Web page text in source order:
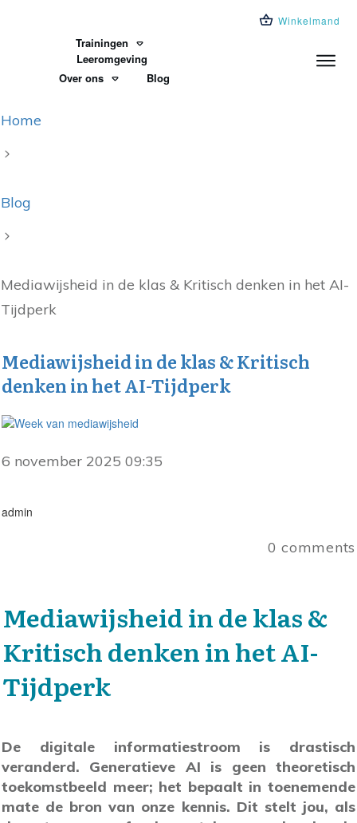
Winkelmand
Trainingen
Leeromgeving
Over ons
Blog
Home
Blog
Mediawijsheid in de klas & Kritisch denken in het AI-
Tijdperk
Mediawijsheid in de klas & Kritisch
denken in het AI-Tijdperk
6 november 2025 09:35
admin
0 comments
Mediawijsheid in de klas &
Kritisch denken in het AI-
Tijdperk
De digitale informatiestroom is drastisch
veranderd. Generatieve AI is geen theoretisch
toekomstbeeld meer; het bepaalt in toenemende
mate de bron van onze kennis. Dit stelt jou, als